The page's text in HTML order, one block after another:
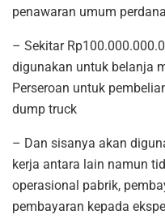
penawaran umum
– Sekitar
digunakan untuk belanja
Perseroan untuk
dump truck
– Dan sisanya akan
kerja antara lain namun
operasional pabrik,
pembayaran kepada